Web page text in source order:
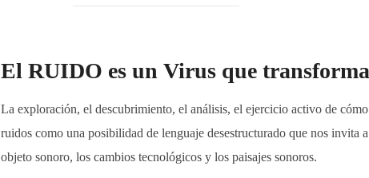
El RUIDO es un Virus que
La exploración, el descubrimiento, el análisis, el ejercicio activo de
ruidos como una posibilidad de lenguaje desestructurado que nos invita
objeto sonoro, los cambios tecnológicos y los paisajes sonoros.